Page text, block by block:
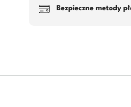
Bezpieczne metody